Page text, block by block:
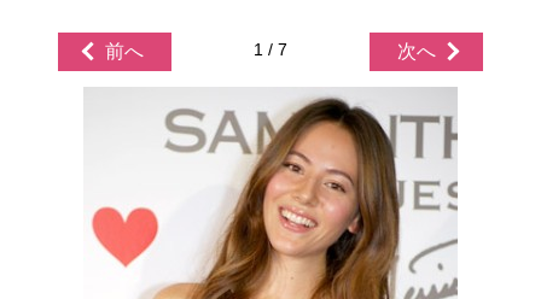
前へ 1 / 7 次へ